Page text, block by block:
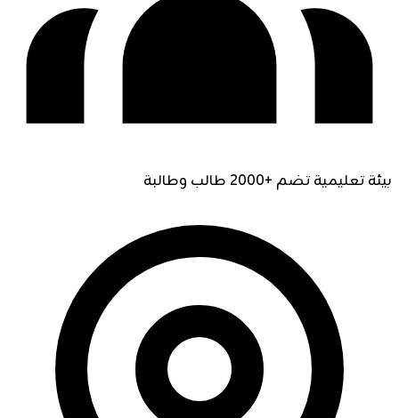
بيئة تعليمية تضم +2000 طالب وطالبة